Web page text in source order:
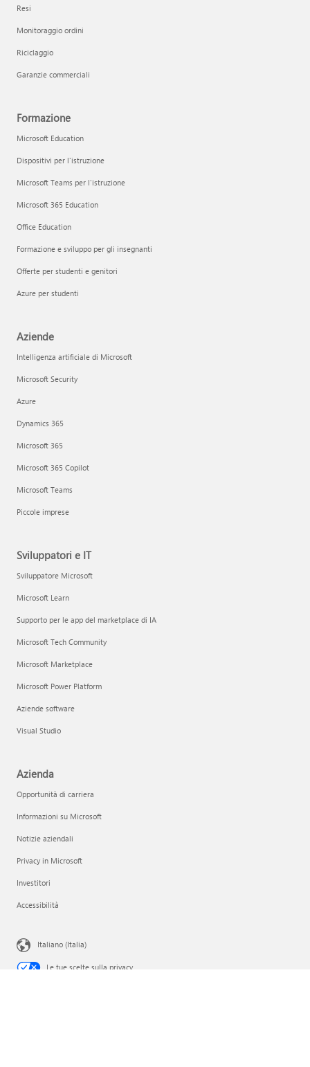
Resi
Monitoraggio ordini
Riciclaggio
Garanzie commerciali
Formazione
Microsoft Education
Dispositivi per l'istruzione
Microsoft Teams per l'istruzione
Microsoft 365 Education
Office Education
Formazione e sviluppo per gli insegnanti
Offerte per studenti e genitori
Azure per studenti
Aziende
Intelligenza artificiale di Microsoft
Microsoft Security
Azure
Dynamics 365
Microsoft 365
Microsoft 365 Copilot
Microsoft Teams
Piccole imprese
Sviluppatori e IT
Sviluppatore Microsoft
Microsoft Learn
Supporto per le app del marketplace di IA
Microsoft Tech Community
Microsoft Marketplace
Microsoft Power Platform
Aziende software
Visual Studio
Azienda
Opportunità di carriera
Informazioni su Microsoft
Notizie aziendali
Privacy in Microsoft
Investitori
Accessibilità
Italiano (Italia)
Le tue scelte sulla privacy